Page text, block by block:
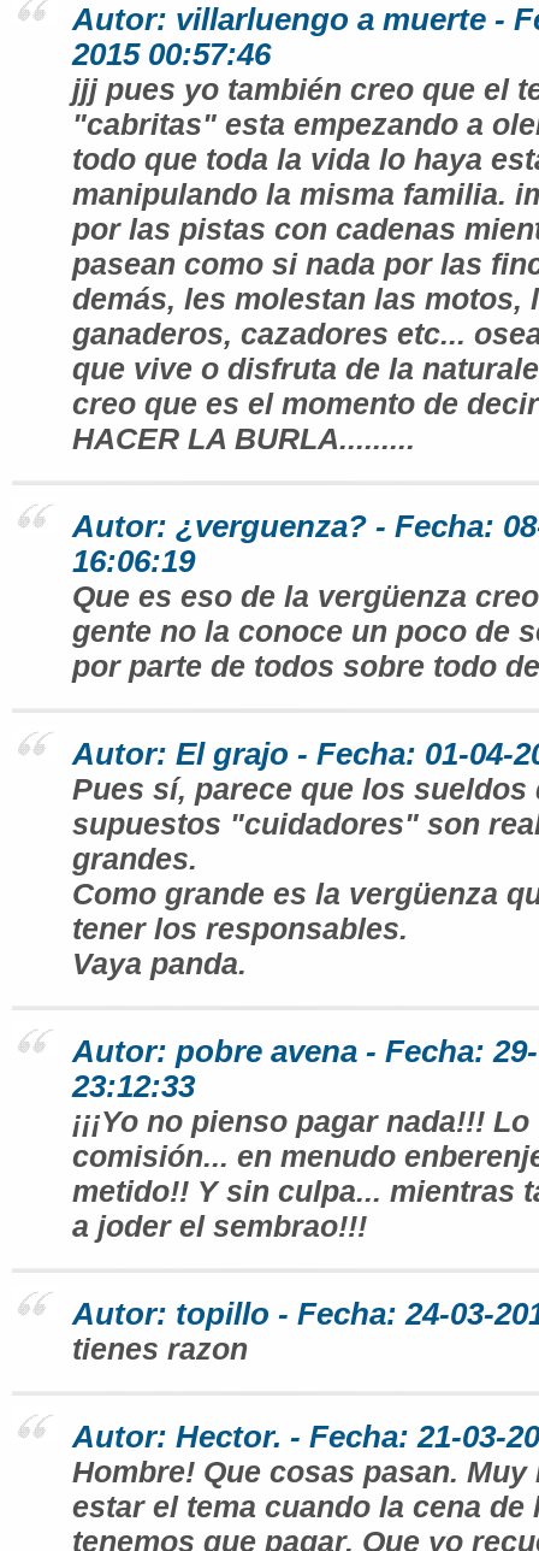
Autor: villarluengo a muerte -
2015 00:57:46
jjj pues yo también creo que el
"cabritas" esta empezando a
todo que toda la vida lo haya
manipulando la misma familia.
por las pistas con cadenas
pasean como si nada por las
demás, les molestan las motos,
ganaderos, cazadores etc...
que vive o disfruta de la
creo que es el momento de
HACER LA BURLA.........
Autor: ¿verguenza? - Fecha:
16:06:19
Que es eso de la vergüenza
gente no la conoce un poco de
por parte de todos sobre todo
Autor: El grajo - Fecha: 01-04-
Pues sí, parece que los sueldos
supuestos "cuidadores" son
grandes.
Como grande es la vergüenza
tener los responsables.
Vaya panda.
Autor: pobre avena - Fecha:
23:12:33
¡¡¡Yo no pienso pagar nada!!!
comisión... en menudo
metido!! Y sin culpa... mientras
a joder el sembrao!!!
Autor: topillo - Fecha: 24-03-
tienes razon
Autor: Hector. - Fecha: 21-03-
Hombre! Que cosas pasan. Muy
estar el tema cuando la cena de
tenemos que pagar. Que yo